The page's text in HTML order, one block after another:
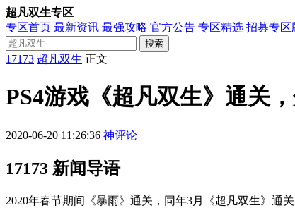
超凡双生专区
专区首页 最新资讯 最强攻略 官方公告 专区精选 招募专区
搜索
17173 超凡双生 正文
PS4游戏《超凡双生》通关
2020-06-20 11:26:36 神评论
17173 新闻导语
2020年春节期间《暴雨》通关，同年3月《超凡双生》通